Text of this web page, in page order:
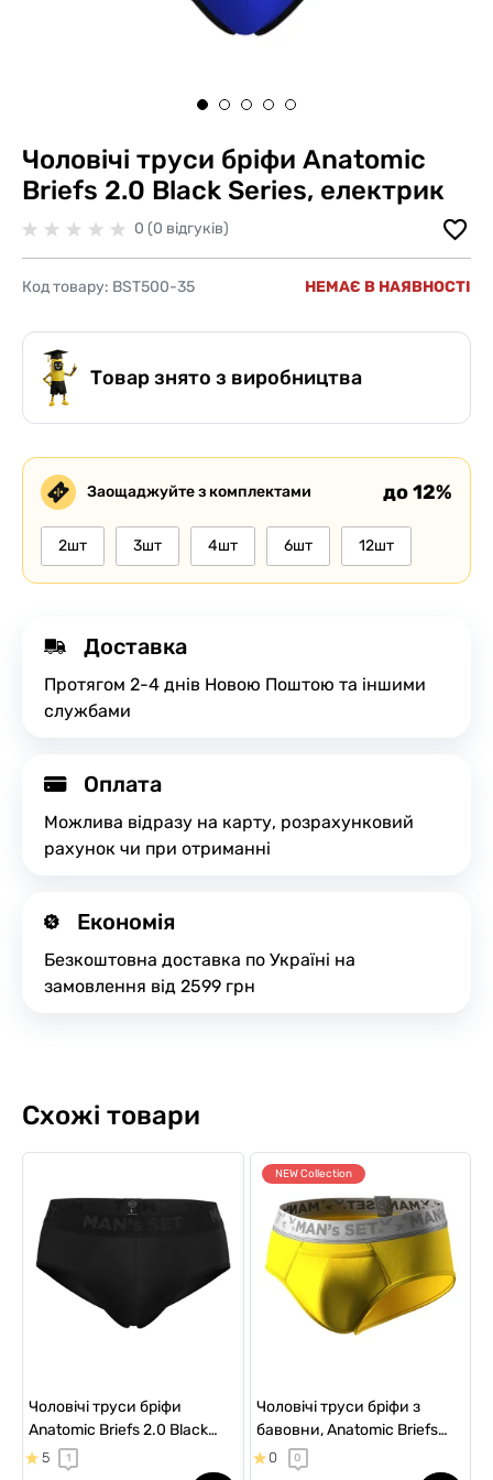
Чоловічі труси бріфи Anatomic
Briefs 2.0 Black Series, електрик
0 (0 відгуків)
Код товару: BST500-35 НЕМАЄ В НАЯВНОСТІ
Товар знято з виробництва
Заощаджуйте з комплектами до 12%
2шт 3шт 4шт 6шт 12шт
Доставка
Протягом 2-4 днів Новою Поштою та іншими
службами
Оплата
Можлива відразу на карту, розрахунковий
рахунок чи при отриманні
Економія
Безкоштовна доставка по Україні на
замовлення від 2599 грн
Схожі товари
Чоловічі труси бріфи
Anatomic Briefs 2.0 Black
Series Micromodal, чорний
5 1
NEW Collection
Чоловічі труси бріфи з
бавовни, Anatomic Briefs
w/fly Silver Series, жовтий
0 0